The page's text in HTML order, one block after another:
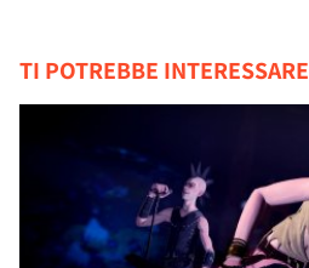
TI POTREBBE INTERESSARE